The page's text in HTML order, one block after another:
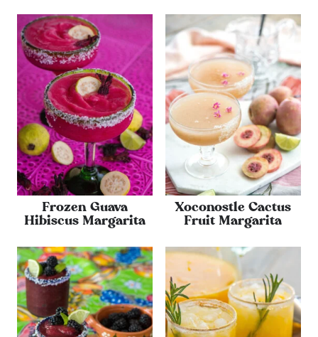
Frozen Guava
Hibiscus Margarita
Xoconostle Cactus
Fruit Margarita